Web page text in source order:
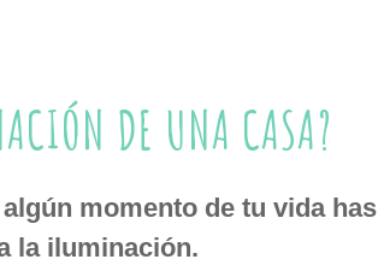
DE UNA CASA?
momento de tu vida has
la iluminación.